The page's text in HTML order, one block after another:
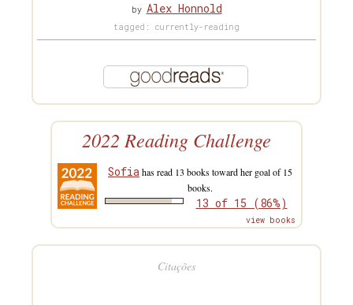
by Alex Honnold
tagged: currently-reading
2022 Reading Challenge
Sofiahas read 13 books toward her goal of 15
books.
13 of 15 (86%)
view books
Citações